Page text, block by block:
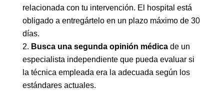
relacionada con tu intervención. El hospital está
obligado a entregártelo en un plazo máximo de 30
días.
Busca una segunda opinión médicade un
especialista independiente que pueda evaluar si
la técnica empleada era la adecuada según los
estándares actuales.